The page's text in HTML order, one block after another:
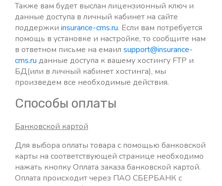
Также вам будет выслан лицензионный ключ и
данные доступа в личный кабинет на сайте
поддержки insurance-cms.ru. Если вам потребуется
помощь в установке и настройке, то сообщите нам
в ответном письме на емаил support@insurance-
cms.ru данные доступа к вашему хостингу FTP и
БД(или в личный кабинет хостинга), мы
произведем все необходимые действия.
Способы оплаты
Банковской картой
Для выбора оплаты товара с помощью банковской
карты на соответствующей странице необходимо
нажать кнопку Оплата заказа банковской картой.
Оплата происходит через ПАО СБЕРБАНК с